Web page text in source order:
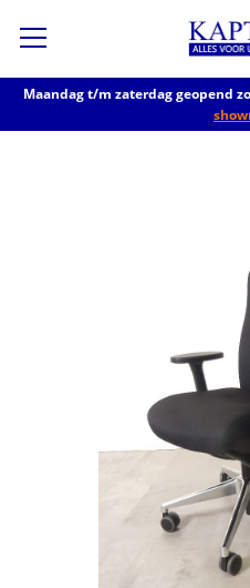
Maandag t/m zaterdag geopend